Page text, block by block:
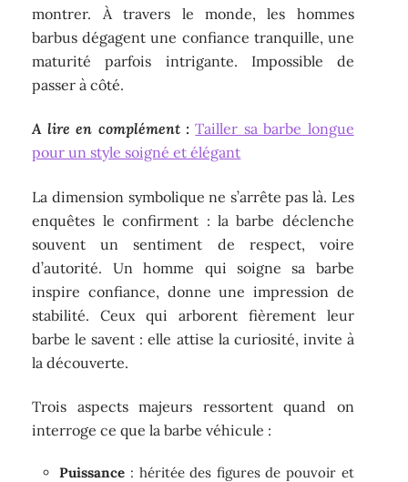
montrer. À travers le monde, les hommes
barbus dégagent une confiance tranquille, une
maturité parfois intrigante. Impossible de
passer à côté.
A lire en complément : Tailler sa barbe longue
pour un style soigné et élégant
La dimension symbolique ne s’arrête pas là. Les
enquêtes le confirment : la barbe déclenche
souvent un sentiment de respect, voire
d’autorité. Un homme qui soigne sa barbe
inspire confiance, donne une impression de
stabilité. Ceux qui arborent fièrement leur
barbe le savent : elle attise la curiosité, invite à
la découverte.
Trois aspects majeurs ressortent quand on
interroge ce que la barbe véhicule :
Puissance : héritée des figures de pouvoir et